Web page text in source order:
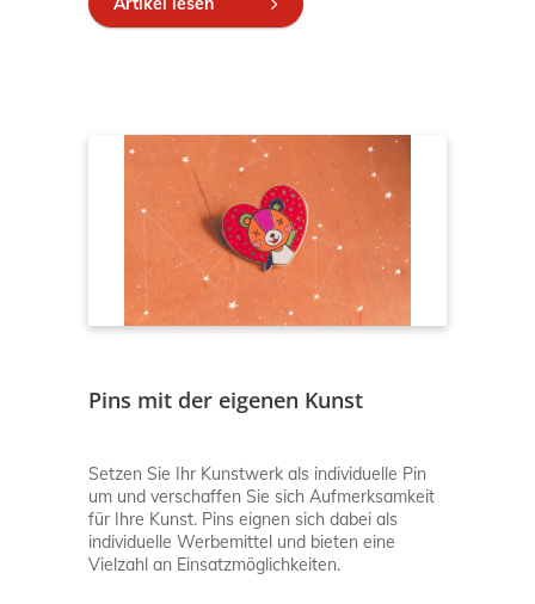
Pins mit der eigenen Kunst
Setzen Sie Ihr Kunstwerk als individuelle Pin
um und verschaffen Sie sich Aufmerksamkeit
für Ihre Kunst. Pins eignen sich dabei als
individuelle Werbemittel und bieten eine
Vielzahl an Einsatzmöglichkeiten.